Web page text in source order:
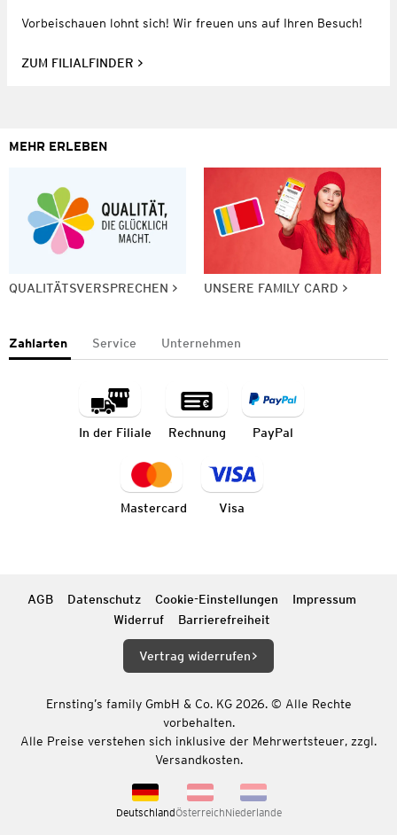
Vorbeischauen lohnt sich! Wir freuen uns auf Ihren Besuch!
ZUM FILIALFINDER
MEHR ERLEBEN
QUALITÄTSVERSPRECHEN UNSERE FAMILY CARD
Zahlarten Service Unternehmen
In der Filiale Rechnung PayPal
Mastercard Visa
AGB Datenschutz Cookie-Einstellungen
Impressum
Widerruf
Barrierefreiheit
Vertrag widerrufen
Ernsting’s family GmbH & Co. KG 2026. © Alle Rechte
vorbehalten.
Alle Preise verstehen sich inklusive der Mehrwertsteuer, zzgl.
Versandkosten.
DeutschlandÖsterreichNiederlande